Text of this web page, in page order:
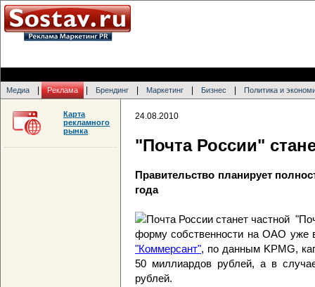
Медиа Реклама Брендинг Маркетинг Бизнес Политика и
24.08.2010
"Почта России"
Правительство планирует
года
форму собственности на ОАО уже
"Коммерсант", по данным KPMG,
50 миллиардов рублей, а в
рублей.
Карта
рекламного
рынка